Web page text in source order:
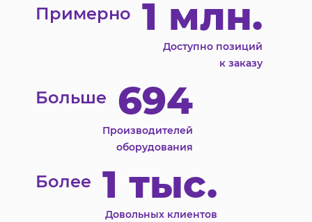
Примерно 1 млн.
Доступно позиций
к заказу
Больше 694
Производителей
оборудования
Более 1 тыс.
Довольных клиентов